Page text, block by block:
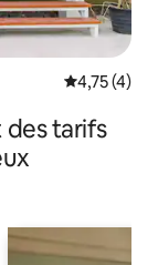
Évaluation
4,75 (4)
tarifs